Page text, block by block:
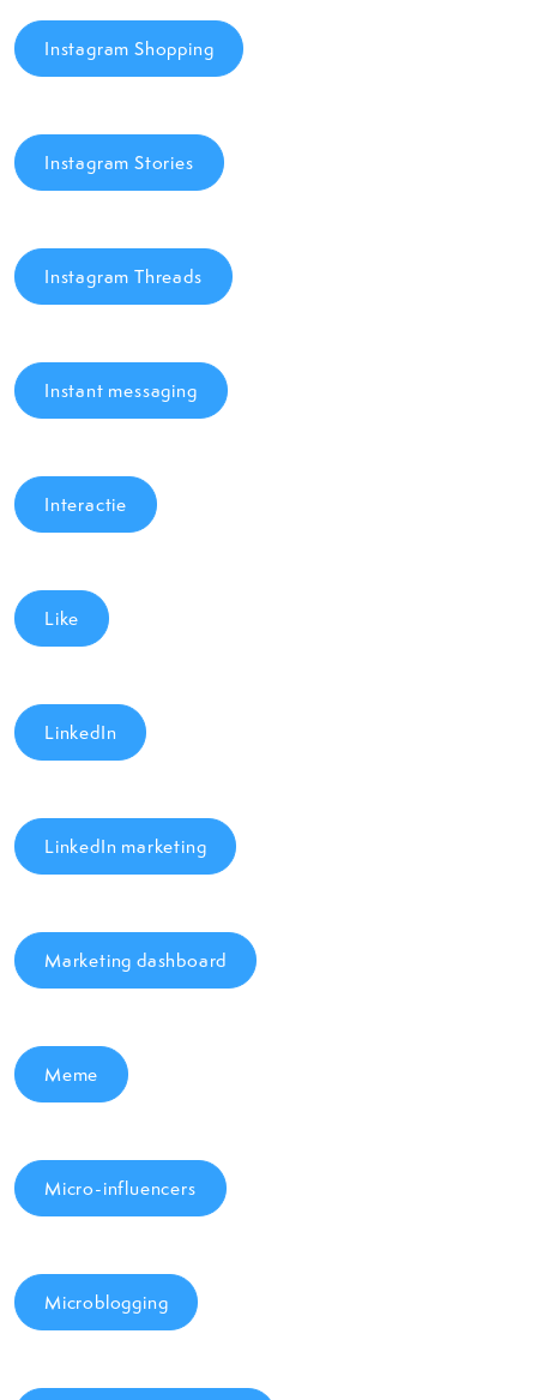
Instagram Shopping
Instagram Stories
Instagram Threads
Instant messaging
Interactie
Like
LinkedIn
LinkedIn marketing
Marketing dashboard
Meme
Micro-influencers
Microblogging